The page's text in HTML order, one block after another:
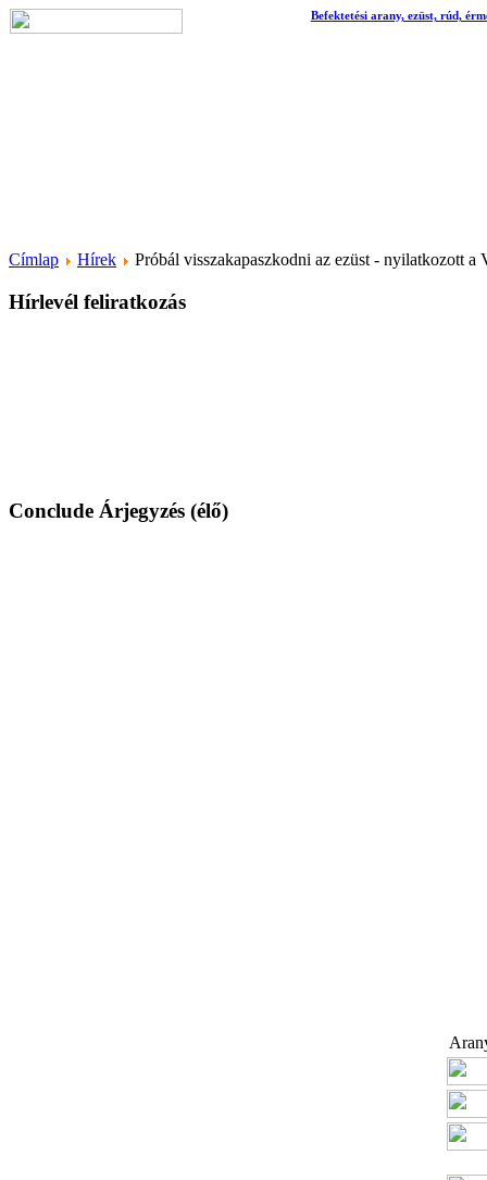
Befektetési arany, ezüst, rúd,
Címlap Hírek Próbál visszakapaszkodni az ezüst - nyilatkozott
Hírlevél feliratkozás
Conclude Árjegyzés (élő)